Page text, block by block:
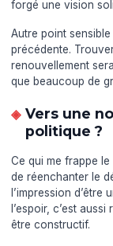
forgé une vision
Autre point
précédente.
renouvellement
que beaucoup de
Vers une
politique ?
Ce qui me frappe
de réenchanter le
l’impression
l’espoir, c’est
être constructif.